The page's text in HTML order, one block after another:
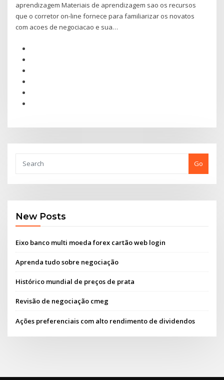
aprendizagem Materiais de aprendizagem sao os recursos
que o corretor on-line fornece para familiarizar os novatos
com acoes de negociacao e sua…
Go
New Posts
Eixo banco multi moeda forex cartão web login
Aprenda tudo sobre negociação
Histórico mundial de preços de prata
Revisão de negociação cmeg
Ações preferenciais com alto rendimento de dividendos